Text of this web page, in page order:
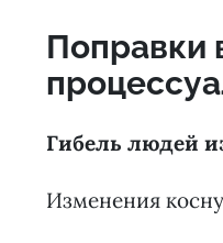
Поправки
Гибель людей
Изменения